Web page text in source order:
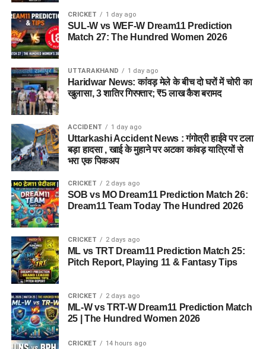
CRICKET 1 day ago
SUL-W vs WEF-W Dream11 Prediction
Match 27: The Hundred Women 2026
UTTARAKHAND 1 day ago
Haridwar News: कांवड़ मेले के बीच दो घरों में चोरी का
खुलासा, 3 शातिर गिरफ्तार; ₹5 लाख कैश बरामद
ACCIDENT 1 day ago
Uttarkashi Accident News : गंगोत्री हाईवे पर टला
बड़ा हादसा , खाई के मुहाने पर अटका कांवड़ यात्रियों से
भरा एक पिकअप
CRICKET 2 days ago
SOB vs MO Dream11 Prediction Match 26:
Dream11 Team Today The Hundred 2026
CRICKET 2 days ago
ML vs TRT Dream11 Prediction Match 25:
Pitch Report, Playing 11 & Fantasy Tips
CRICKET 2 days ago
ML-W vs TRT-W Dream11 Prediction Match
25 | The Hundred Women 2026
CRICKET 14 hours ago